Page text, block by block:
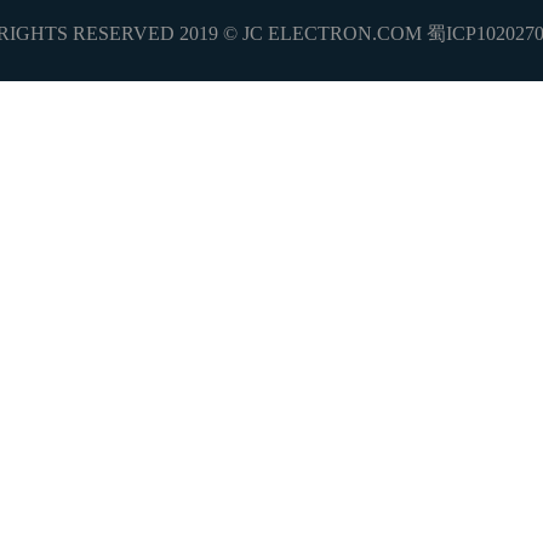
RESERVED 2019 © JC ELECTRON.COM 蜀